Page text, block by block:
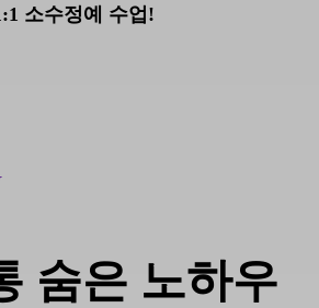
소수정예 수업!
숨은 노하우